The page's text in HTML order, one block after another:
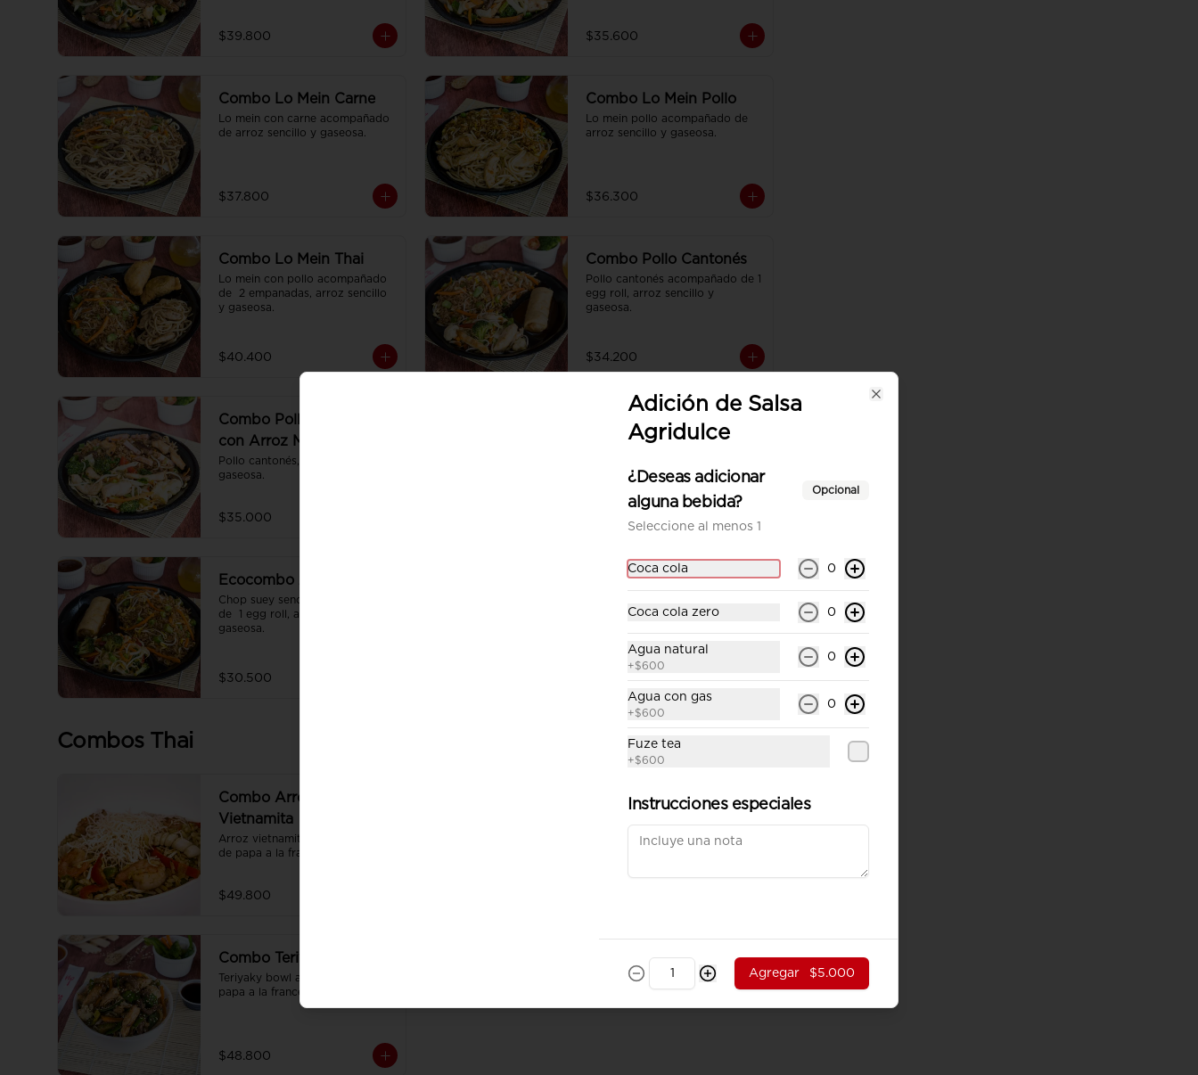
$39.800 $35.600
Combo Lo Mein Carne
Lo mein con carne acompañado
de arroz sencillo y gaseosa.
$37.800
Combo Lo Mein Pollo
Lo mein pollo acompañado de
arroz sencillo y gaseosa.
$36.300
Combo Lo Mein Thai
Lo mein con pollo acompañado
de  2 empanadas, arroz sencillo
y gaseosa.
$40.400
Combo Pollo Cantonés
Pollo cantonés acompañado de 1
egg roll, arroz sencillo y
gaseosa.
$34.200
Combo Pollo Cantonés
con Arroz Mixto
Pollo cantonés, arroz mixto y
gaseosa.
$35.000
Ecocombo 1
Chop suey sencillo acompañado
Ecocombo 2
Chop suey sencillo acompañado
de  1 egg roll, arroz sencillo y
gaseosa.
$30.500
Combos Thai
Combo Arroz
Vietnamita
Arroz vietnamita acompañado
de papa a la francesa y gaseosa.
$49.800
Combo Mango Chicken
de mango, vegetales sobre cama
Combo Teriyaki Bowl
Teriyaky bowl acompañado de
papa a la francesa, y gaseosa.
$48.800
Adición de Salsa
Agridulce
¿Deseas adicionar
alguna bebida?
Opcional
Seleccione al menos 1
Coca cola 0
Coca cola zero 0
Agua natural
+$600
0
Agua con gas
+$600
0
Fuze tea
+$600
Instrucciones especiales
Agregar $5.000